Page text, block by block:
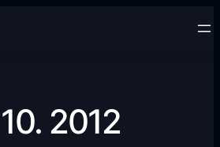
2012